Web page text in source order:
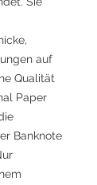
auf
Qualität
Paper
Banknote